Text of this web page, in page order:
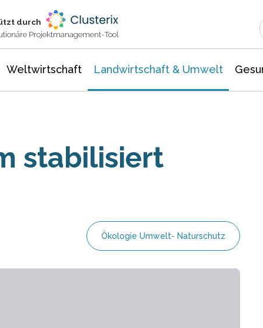
durch
Projektmanagement-Tool
Weltwirtschaft Landwirtschaft & Umwelt
stabilisiert
Ökologie Umwelt- Naturschutz